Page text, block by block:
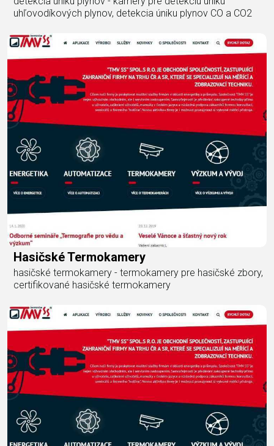
uhľovodíkových plynov, detekcia úniku plynov CO a CO2
Hasičské Termokamery
hasičské termokamery - termokamery pre hasičské zbory,
certifikované hasičské termokamery